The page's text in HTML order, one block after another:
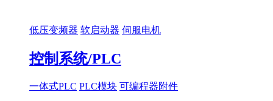
低压变频器 软启动器 伺服电机
控制系统/PLC
一体式PLC PLC模块 可编程器附件